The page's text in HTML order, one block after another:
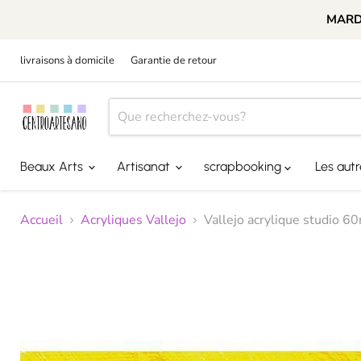
livraisons à domicile Garantie de retour
Beaux Arts Artisanat scrapbooking Les
Accueil Acryliques Vallejo Vallejo acrylique studio